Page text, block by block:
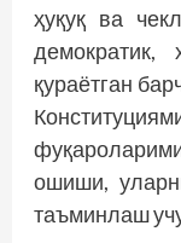
ҳуқуқ ва
қураётган
ошиши,
таъминлаш